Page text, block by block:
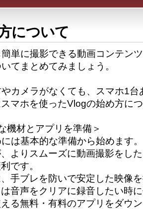
について
単に撮影できる動画コンテン
てまとめてみましょう。
カメラがなくても、スマホ1台
マホを使ったVlogの始め方に
機材とアプリを準備＞
は基本的な準備から始めます
よりスムーズに動画撮影をし
です。
手ブレを防いで安定した映像
音声をクリアに録音したい時
る無料・有料のアプリをダウ